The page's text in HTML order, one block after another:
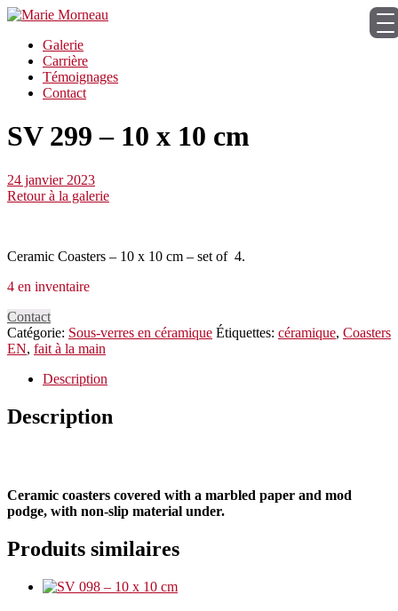
Galerie
Carrière
Témoignages
Contact
SV 299 – 10 x 10 cm
24 janvier 2023
Retour à la galerie
Ceramic Coasters – 10 x 10 cm – set of 4.
4 en inventaire
Contact
Catégorie: Sous-verres en céramique Étiquettes: céramique, Coasters
EN, fait à la main
Description
Description
Ceramic coasters covered with a marbled paper and mod
podge, with non-slip material under.
Produits similaires